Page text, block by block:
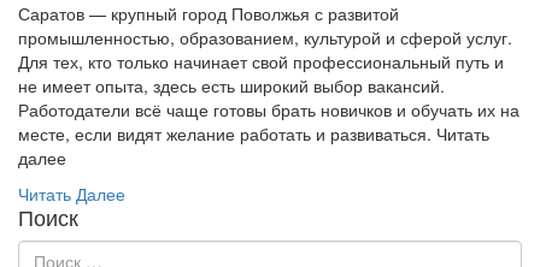
Саратов — крупный город Поволжья с развитой
промышленностью, образованием, культурой и сферой услуг.
Для тех, кто только начинает свой профессиональный путь и
не имеет опыта, здесь есть широкий выбор вакансий.
Работодатели всё чаще готовы брать новичков и обучать их на
месте, если видят желание работать и развиваться. Читать
далее
Читать Далее
Поиск